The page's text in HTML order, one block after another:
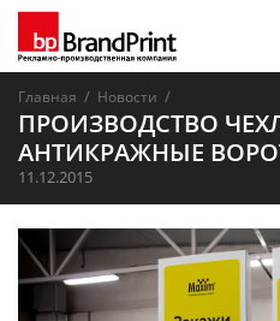
Главная / Новости /
ПРОИЗВОДСТВО
АНТИКРАЖНЫЕ
11.12.2015